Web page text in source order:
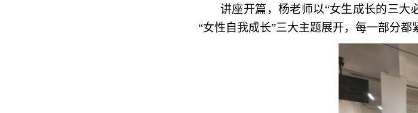
讲座开篇， 杨老师以“女生成长的三大
“女性自我成长”三大主题展开，每一部分都